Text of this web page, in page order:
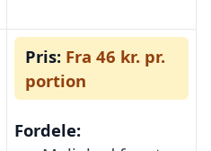
Pris: Fra 46 kr. pr.
portion
Fordele: